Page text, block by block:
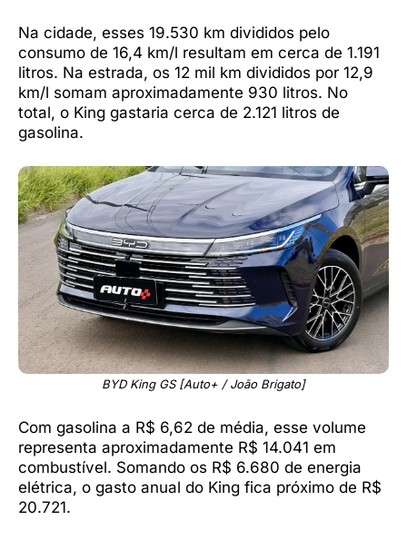
Na cidade, esses 19.530 km divididos pelo
consumo de 16,4 km/l resultam em cerca de 1.191
litros. Na estrada, os 12 mil km divididos por 12,9
km/l somam aproximadamente 930 litros. No
total, o King gastaria cerca de 2.121 litros de
gasolina.
BYD King GS [Auto+ / João Brigato]
Com gasolina a R$ 6,62 de média, esse volume
representa aproximadamente R$ 14.041 em
combustível. Somando os R$ 6.680 de energia
elétrica, o gasto anual do King fica próximo de R$
20.721.